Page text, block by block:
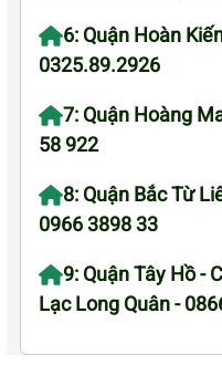
6: Quận Hoàn
0325.89.2926
7: Quận Hoàng
58 922
8: Quận Bắc Từ
0966 3898 33
9: Quận Tây Hồ -
Lạc Long Quân -